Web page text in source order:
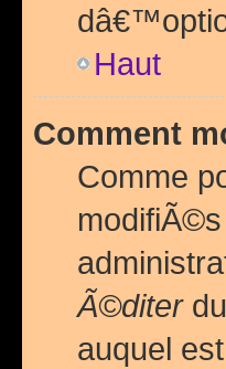
Haut
Comment
Comme
Ã©diter
auquel